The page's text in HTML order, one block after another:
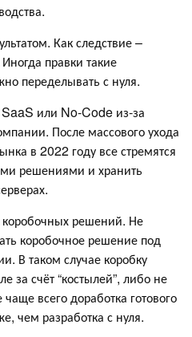
Как следствие –
правки такие
переделывать с нуля.
SaaS или No-Code из-за
После массового ухода
в 2022 году все стремятся
решениями и хранить
решений. Не
коробочное решение под
В таком случае коробку
за счёт “костылей”, либо не
всего доработка готового
чем разработка с нуля.